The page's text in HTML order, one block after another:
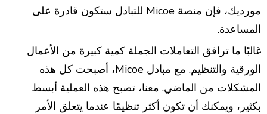
مورديك، فإن منصة Micoe للتبادل ستكون قادرة على
المساعدة.
غالبًا ما ترافق التعاملات الجملة كمية كبيرة من الأعمال
الورقية والتنظيم. مع مبادل Micoe، أصبحت كل هذه
المشكلات من الماضي. معنا، تصبح هذه العملية أبسط
بكثير، ويمكنك أن تكون أكثر تنظيمًا عندما يتعلق الأمر